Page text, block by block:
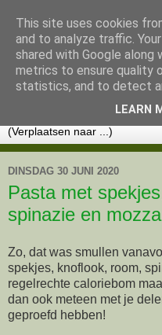
Lekker
KOOKWORKSHOPS -
CATERING - RECEPTEN
DINSDAG 30 JUNI 2020
Pasta met
spinazie en
Zo, dat was smullen
spekjes, knoflook, room,
regelrechte caloriebom
dan ook meteen met je
geproefd hebben!
This site uses cookies
and to analyze traffic.
shared with Google
metrics to ensure quality
statistics, and to detect
LEARN